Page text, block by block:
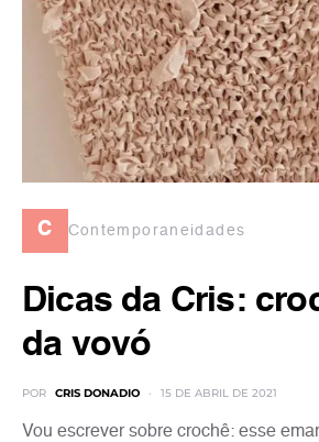
c Contemporaneidades
Dicas da Cris:
da vovó
POR CRIS DONADIO 15 DE ABRIL DE 2021
Vou escrever sobre crochê: esse